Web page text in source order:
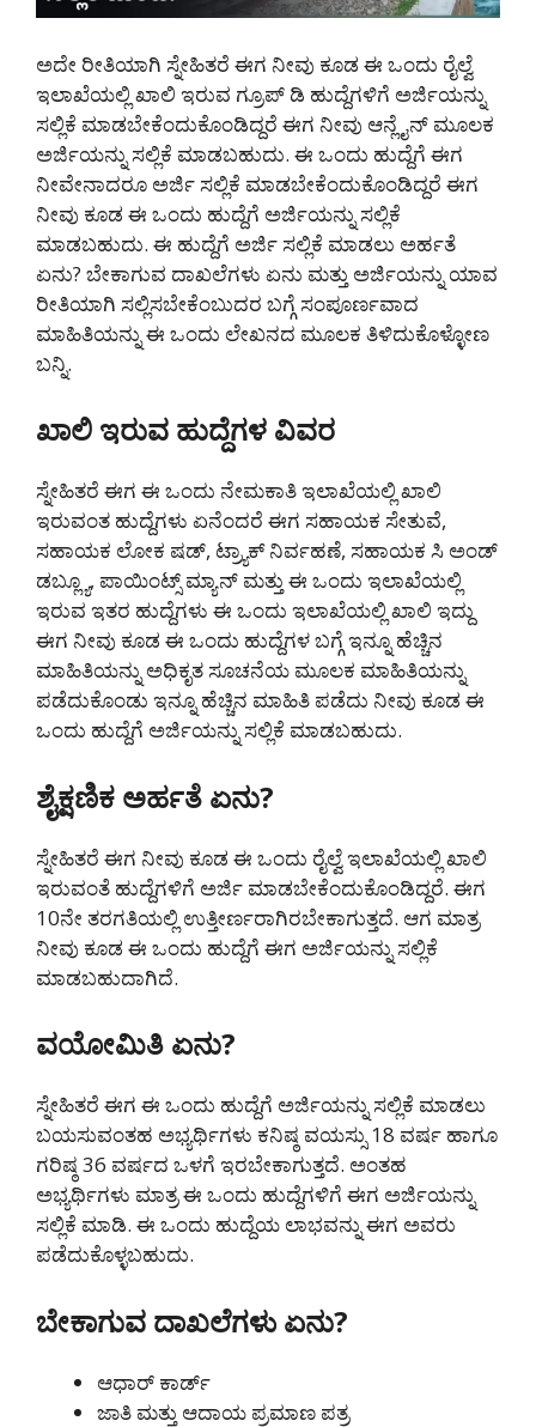
ಅದೇ ರೀತಿಯಾಗಿ ಸ್ನೇಹಿತರೆ ಈಗ ನೀವು ಕೂಡ ಈ ಒಂದು ರೈಲ್ವೆ
ಇಲಾಖೆಯಲ್ಲಿ ಖಾಲಿ ಇರುವ ಗ್ರೂಪ್ ಡಿ ಹುದ್ದೆಗಳಿಗೆ ಅರ್ಜಿಯನ್ನು
ಸಲ್ಲಿಕೆ ಮಾಡಬೇಕೆಂದುಕೊಂಡಿದ್ದರೆ ಈಗ ನೀವು ಆನ್ಲೈನ್ ಮೂಲಕ
ಅರ್ಜಿಯನ್ನು ಸಲ್ಲಿಕೆ ಮಾಡಬಹುದು. ಈ ಒಂದು ಹುದ್ದೆಗೆ ಈಗ
ನೀವೇನಾದರೂ ಅರ್ಜಿ ಸಲ್ಲಿಕೆ ಮಾಡಬೇಕೆಂದುಕೊಂಡಿದ್ದರೆ ಈಗ
ನೀವು ಕೂಡ ಈ ಒಂದು ಹುದ್ದೆಗೆ ಅರ್ಜಿಯನ್ನು ಸಲ್ಲಿಕೆ
ಮಾಡಬಹುದು. ಈ ಹುದ್ದೆಗೆ ಅರ್ಜಿ ಸಲ್ಲಿಕೆ ಮಾಡಲು ಅರ್ಹತೆ
ಏನು? ಬೇಕಾಗುವ ದಾಖಲೆಗಳು ಏನು ಮತ್ತು ಅರ್ಜಿಯನ್ನು ಯಾವ
ರೀತಿಯಾಗಿ ಸಲ್ಲಿಸಬೇಕೆಂಬುದರ ಬಗ್ಗೆ ಸಂಪೂರ್ಣವಾದ
ಮಾಹಿತಿಯನ್ನು ಈ ಒಂದು ಲೇಖನದ ಮೂಲಕ ತಿಳಿದುಕೊಳ್ಳೋಣ
ಬನ್ನಿ.
ಖಾಲಿ ಇರುವ ಹುದ್ದೆಗಳ ವಿವರ
ಸ್ನೇಹಿತರೆ ಈಗ ಈ ಒಂದು ನೇಮಕಾತಿ ಇಲಾಖೆಯಲ್ಲಿ ಖಾಲಿ
ಇರುವಂತ ಹುದ್ದೆಗಳು ಏನೆಂದರೆ ಈಗ ಸಹಾಯಕ ಸೇತುವೆ,
ಸಹಾಯಕ ಲೋಕ ಷಡ್, ಟ್ರ್ಯಾಕ್ ನಿರ್ವಹಣೆ, ಸಹಾಯಕ ಸಿ ಅಂಡ್
ಡಬ್ಲ್ಯೂ, ಪಾಯಿಂಟ್ಸ್ ಮ್ಯಾನ್ ಮತ್ತು ಈ ಒಂದು ಇಲಾಖೆಯಲ್ಲಿ
ಇರುವ ಇತರ ಹುದ್ದೆಗಳು ಈ ಒಂದು ಇಲಾಖೆಯಲ್ಲಿ ಖಾಲಿ ಇದ್ದು
ಈಗ ನೀವು ಕೂಡ ಈ ಒಂದು ಹುದ್ದೆಗಳ ಬಗ್ಗೆ ಇನ್ನೂ ಹೆಚ್ಚಿನ
ಮಾಹಿತಿಯನ್ನು ಅಧಿಕೃತ ಸೂಚನೆಯ ಮೂಲಕ ಮಾಹಿತಿಯನ್ನು
ಪಡೆದುಕೊಂಡು ಇನ್ನೂ ಹೆಚ್ಚಿನ ಮಾಹಿತಿ ಪಡೆದು ನೀವು ಕೂಡ ಈ
ಒಂದು ಹುದ್ದೆಗೆ ಅರ್ಜಿಯನ್ನು ಸಲ್ಲಿಕೆ ಮಾಡಬಹುದು.
ಶೈಕ್ಷಣಿಕ ಅರ್ಹತೆ ಏನು?
ಸ್ನೇಹಿತರೆ ಈಗ ನೀವು ಕೂಡ ಈ ಒಂದು ರೈಲ್ವೆ ಇಲಾಖೆಯಲ್ಲಿ ಖಾಲಿ
ಇರುವಂತೆ ಹುದ್ದೆಗಳಿಗೆ ಅರ್ಜಿ ಮಾಡಬೇಕೆಂದುಕೊಂಡಿದ್ದರೆ. ಈಗ
10ನೇ ತರಗತಿಯಲ್ಲಿ ಉತ್ತೀರ್ಣರಾಗಿರಬೇಕಾಗುತ್ತದೆ. ಆಗ ಮಾತ್ರ
ನೀವು ಕೂಡ ಈ ಒಂದು ಹುದ್ದೆಗೆ ಈಗ ಅರ್ಜಿಯನ್ನು ಸಲ್ಲಿಕೆ
ಮಾಡಬಹುದಾಗಿದೆ.
ವಯೋಮಿತಿ ಏನು?
ಸ್ನೇಹಿತರೆ ಈಗ ಈ ಒಂದು ಹುದ್ದೆಗೆ ಅರ್ಜಿಯನ್ನು ಸಲ್ಲಿಕೆ ಮಾಡಲು
ಬಯಸುವಂತಹ ಅಭ್ಯರ್ಥಿಗಳು ಕನಿಷ್ಠ ವಯಸ್ಸು 18 ವರ್ಷ ಹಾಗೂ
ಗರಿಷ್ಠ 36 ವರ್ಷದ ಒಳಗೆ ಇರಬೇಕಾಗುತ್ತದೆ. ಅಂತಹ
ಅಭ್ಯರ್ಥಿಗಳು ಮಾತ್ರ ಈ ಒಂದು ಹುದ್ದೆಗಳಿಗೆ ಈಗ ಅರ್ಜಿಯನ್ನು
ಸಲ್ಲಿಕೆ ಮಾಡಿ. ಈ ಒಂದು ಹುದ್ದೆಯ ಲಾಭವನ್ನು ಈಗ ಅವರು
ಪಡೆದುಕೊಳ್ಳಬಹುದು.
ಬೇಕಾಗುವ ದಾಖಲೆಗಳು ಏನು?
ಆಧಾರ್ ಕಾರ್ಡ್
ಜಾತಿ ಮತ್ತು ಆದಾಯ ಪ್ರಮಾಣ ಪತ್ರ